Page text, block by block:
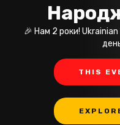
🎉 Нам 2 роки!
THIS